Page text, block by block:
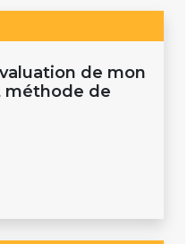
de mon
de